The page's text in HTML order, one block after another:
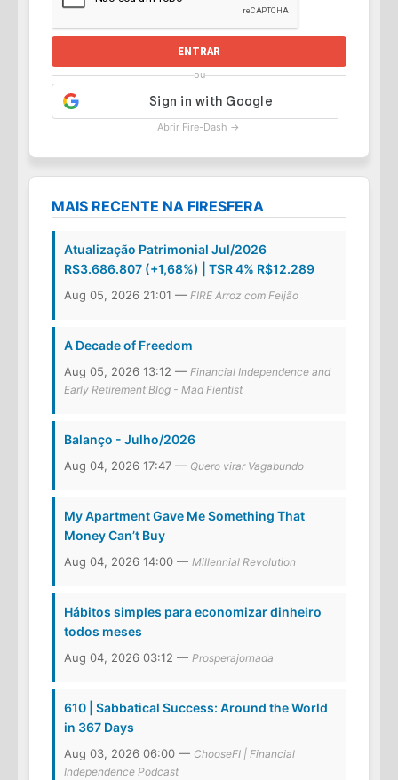
ENTRAR
ou
Abrir Fire-Dash →
MAIS RECENTE NA FIRESFERA
Atualização Patrimonial Jul/2026
R$3.686.807 (+1,68%) | TSR 4% R$12.289
Aug 05, 2026 21:01 — FIRE Arroz com Feijão
A Decade of Freedom
Aug 05, 2026 13:12 — Financial Independence and
Early Retirement Blog - Mad Fientist
Balanço - Julho/2026
Aug 04, 2026 17:47 — Quero virar Vagabundo
My Apartment Gave Me Something That
Money Can’t Buy
Aug 04, 2026 14:00 — Millennial Revolution
Hábitos simples para economizar dinheiro
todos meses
Aug 04, 2026 03:12 — Prosperajornada
610 | Sabbatical Success: Around the World
in 367 Days
Aug 03, 2026 06:00 — ChooseFI | Financial
Independence Podcast